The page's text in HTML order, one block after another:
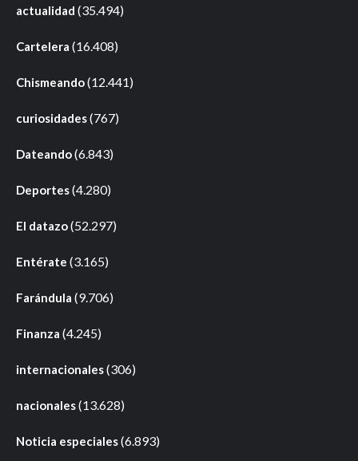
actualidad (35.494)
Cartelera (16.408)
Chismeando(12.441)
curiosidades(767)
Dateando(6.843)
Deportes(4.280)
El datazo(52.297)
Entérate (3.165)
Farándula (9.706)
Finanza (4.245)
internacionales(306)
nacionales(13.628)
Noticia especiales(6.893)